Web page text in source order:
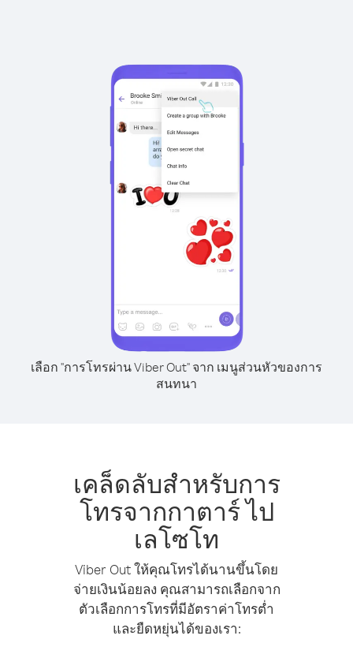
เลือก "การโทรผ่าน Viber Out" จาก เมนูส่วนหัวของการ
สนทนา
เคล็ดลับสำหรับการ
โทรจากกาตาร์ ไป
เลโซโท
Viber Out ให้คุณโทรได้นานขึ้นโดย
จ่ายเงินน้อยลง คุณสามารถเลือกจาก
ตัวเลือกการโทรที่มีอัตราค่าโทรต่ำ
และยืดหยุ่นได้ของเรา: